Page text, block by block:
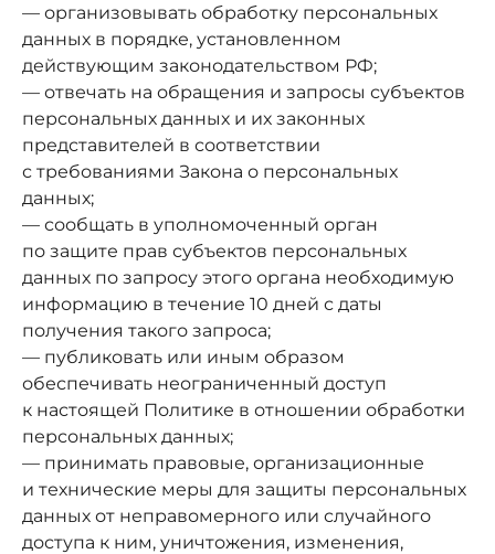
— организовывать обработку персональных
данных в порядке, установленном
действующим законодательством РФ;
— отвечать на обращения и запросы субъектов
персональных данных и их законных
представителей в соответствии
с требованиями Закона о персональных
данных;
— сообщать в уполномоченный орган
по защите прав субъектов персональных
данных по запросу этого органа необходимую
информацию в течение 10 дней с даты
получения такого запроса;
— публиковать или иным образом
обеспечивать неограниченный доступ
к настоящей Политике в отношении обработки
персональных данных;
— принимать правовые, организационные
и технические меры для защиты персональных
данных от неправомерного или случайного
доступа к ним, уничтожения, изменения,